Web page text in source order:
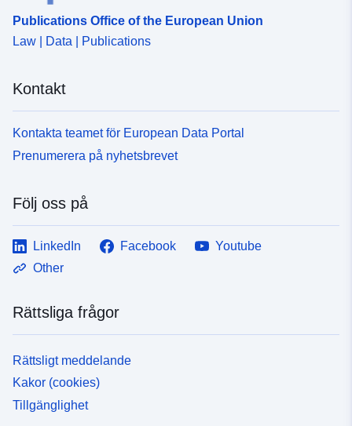
Publications Office of the European Union
Law | Data | Publications
Kontakt
Kontakta teamet för European Data Portal
Prenumerera på nyhetsbrevet
Följ oss på
LinkedIn Facebook
Youtube
Other
Rättsliga frågor
Rättsligt meddelande
Kakor (cookies)
Tillgänglighet